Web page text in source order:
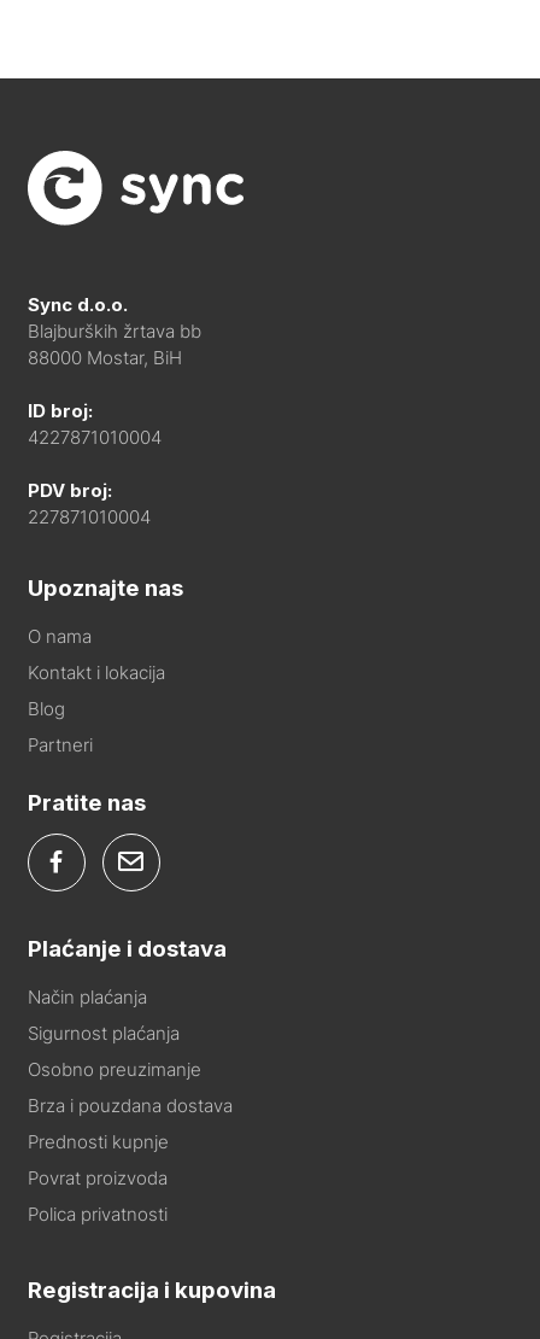
Sync d.o.o.
Blajburških žrtava bb
88000 Mostar, BiH
ID broj:
4227871010004
PDV broj:
227871010004
Upoznajte nas
O nama
Kontakt i lokacija
Blog
Partneri
Pratite nas
Plaćanje i dostava
Način plaćanja
Sigurnost plaćanja
Osobno preuzimanje
Brza i pouzdana dostava
Prednosti kupnje
Povrat proizvoda
Polica privatnosti
Registracija i kupovina